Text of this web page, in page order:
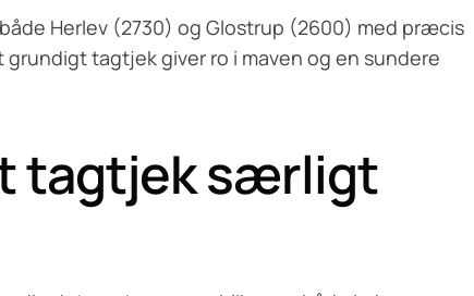
Herlev (2730) og Glostrup (2600) med præcis
tagtjek giver ro i maven og en sundere
tagtjek særligt